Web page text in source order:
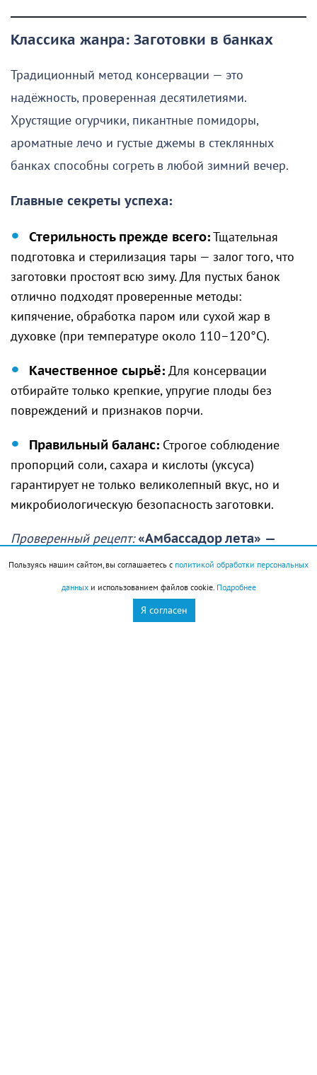
Классика жанра: Заготовки в банках
Традиционный метод консервации — это
надёжность, проверенная десятилетиями.
Хрустящие огурчики, пикантные помидоры,
ароматные лечо и густые джемы в стеклянных
банках способны согреть в любой зимний вечер.
Главные секреты успеха:
Стерильность прежде всего:Тщательная
подготовка и стерилизация тары — залог того, что
заготовки простоят всю зиму. Для пустых банок
отлично подходят проверенные методы:
кипячение, обработка паром или сухой жар в
духовке (при температуре около 110–120°C).
Качественное сырьё: Для консервации
отбирайте только крепкие, упругие плоды без
повреждений и признаков порчи.
Правильный баланс: Строгое соблюдение
пропорций соли, сахара и кислоты (уксуса)
гарантирует не только великолепный вкус, но и
микробиологическую безопасность заготовки.
Проверенный рецепт:«Амбассадор лета» —
маринованные огурчики с листьями
смородины и хрена.
Приготовьте маринад: на 1 литр воды добавьте 1,5
Пользуясь нашим сайтом, вы соглашаетесь с политикой обработки персональных
данныхи использованием файлов cookie. Подробнее
Я согласен